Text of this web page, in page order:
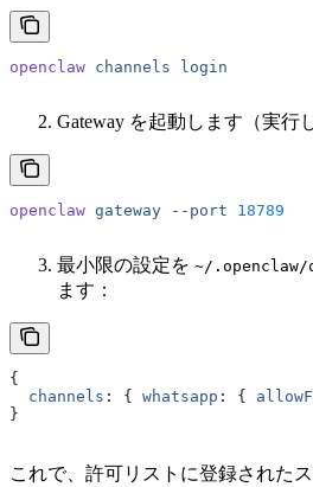
openclaw channels login
Gateway を起動します（実行
openclaw gateway --port 18789
最小限の設定を ~/.openclaw/
ます：
{
  channels
: { whatsapp : {
}
これで、許可リストに登録された